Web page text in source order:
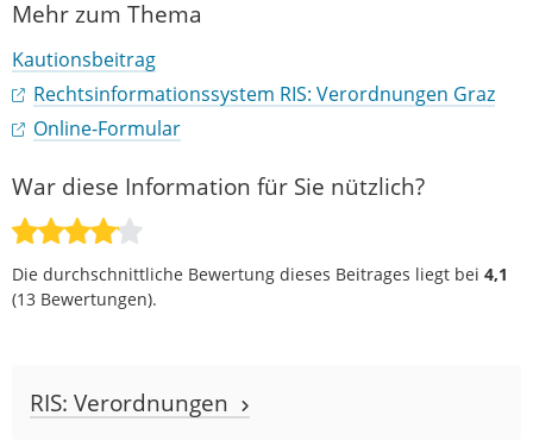
Mehr zum Thema
Kautionsbeitrag
Rechtsinformationssystem RIS: Verordnungen Graz
Online-Formular
War diese Information für Sie nützlich?
Die durchschnittliche Bewertung dieses Beitrages liegt bei 4,1
(13 Bewertungen).
RIS: Verordnungen